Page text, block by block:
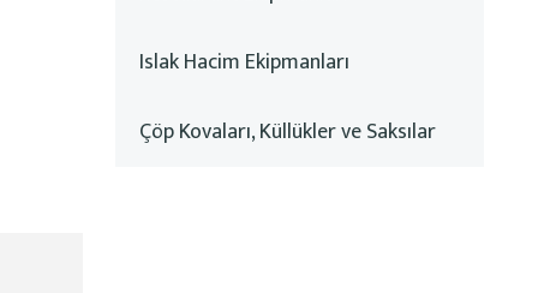
Islak Hacim Ekipmanları
Çöp Kovaları, Küllükler ve Saksılar